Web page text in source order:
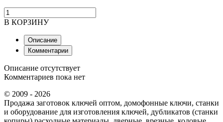
В КОРЗИНУ
Описание
Комментарии
Описание отсутствует
Комментариев пока нет
© 2009 - 2026
Продажа заготовок ключей оптом, домофонные ключи, станки
и оборудование для изготовления ключей, дубликатов (станки